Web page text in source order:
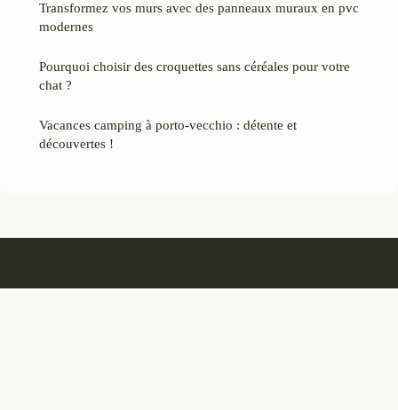
Transformez vos murs avec des panneaux muraux en pvc
modernes
Pourquoi choisir des croquettes sans céréales pour votre
chat ?
Vacances camping à porto-vecchio : détente et
découvertes !
Heliciane